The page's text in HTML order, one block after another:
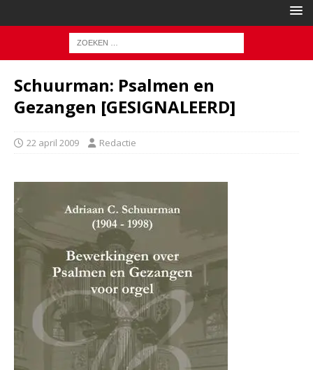
Schuurman: Psalmen en
Gezangen [GESIGNALEERD]
22 april 2009 Redactie